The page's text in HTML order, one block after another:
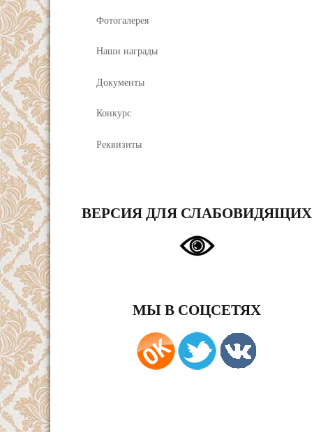
Фотогалерея
Наши награды
Документы
Конкурс
Реквизиты
ВЕРСИЯ ДЛЯ СЛАБОВИДЯЩИХ
МЫ В СОЦСЕТЯХ